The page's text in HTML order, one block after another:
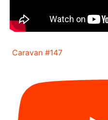
Caravan #147